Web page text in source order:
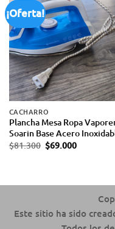
¡Oferta!
CACHARRO
Plancha Mesa Ropa
Soarin Base Acero
$81.300 $69.000
Este sitio ha sido